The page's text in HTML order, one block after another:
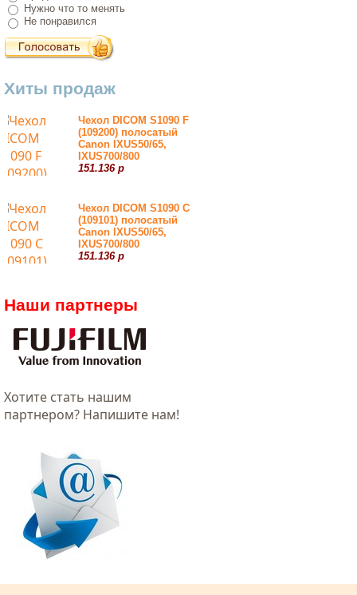
Нужно что то менять
Не понравился
Хиты продаж
Чехол DICOM S1090 F
(109200) полосатый
Canon IXUS50/65,
IXUS700/800
151.136 р
Чехол DICOM S1090 С
(109101) полосатый
Canon IXUS50/65,
IXUS700/800
151.136 р
Наши партнеры
Хотитe стать нашим
партнером? Напишите нам!